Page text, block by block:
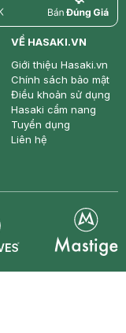
price
VỀ HASAKI.VN
Giới thiệu Hasaki.vn
Chính sách bảo mật
Điều khoản sử dụng
Hasaki cẩm nang
Tuyển dụng
Liên hệ